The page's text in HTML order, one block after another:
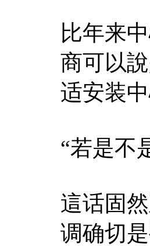
比年来
商可以
适安装中
“若是不
這话固
调确切